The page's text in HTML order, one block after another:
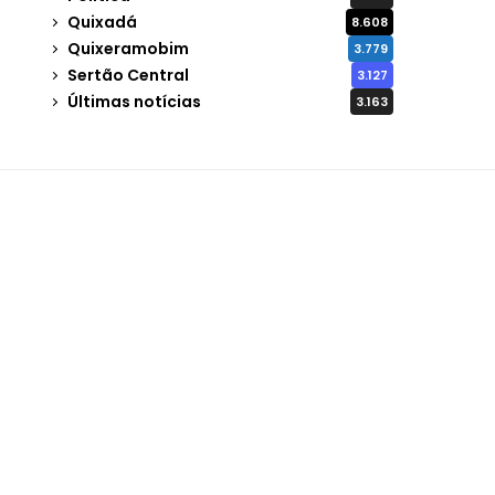
Quixadá 8.608
Quixeramobim 3.779
Sertão Central 3.127
Últimas notícias 3.163